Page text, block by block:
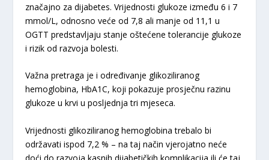
značajno za dijabetes. Vrijednosti glukoze između 6 i 7
mmol/L, odnosno veće od 7,8 ali manje od 11,1 u
OGTT predstavljaju stanje oštećene tolerancije glukoze
i rizik od razvoja bolesti.
Važna pretraga je i određivanje glikoziliranog
hemoglobina, HbA1C, koji pokazuje prosječnu razinu
glukoze u krvi u posljednja tri mjeseca.
Vrijednosti glikoziliranog hemoglobina trebalo bi
održavati ispod 7,2 % – na taj način vjerojatno neće